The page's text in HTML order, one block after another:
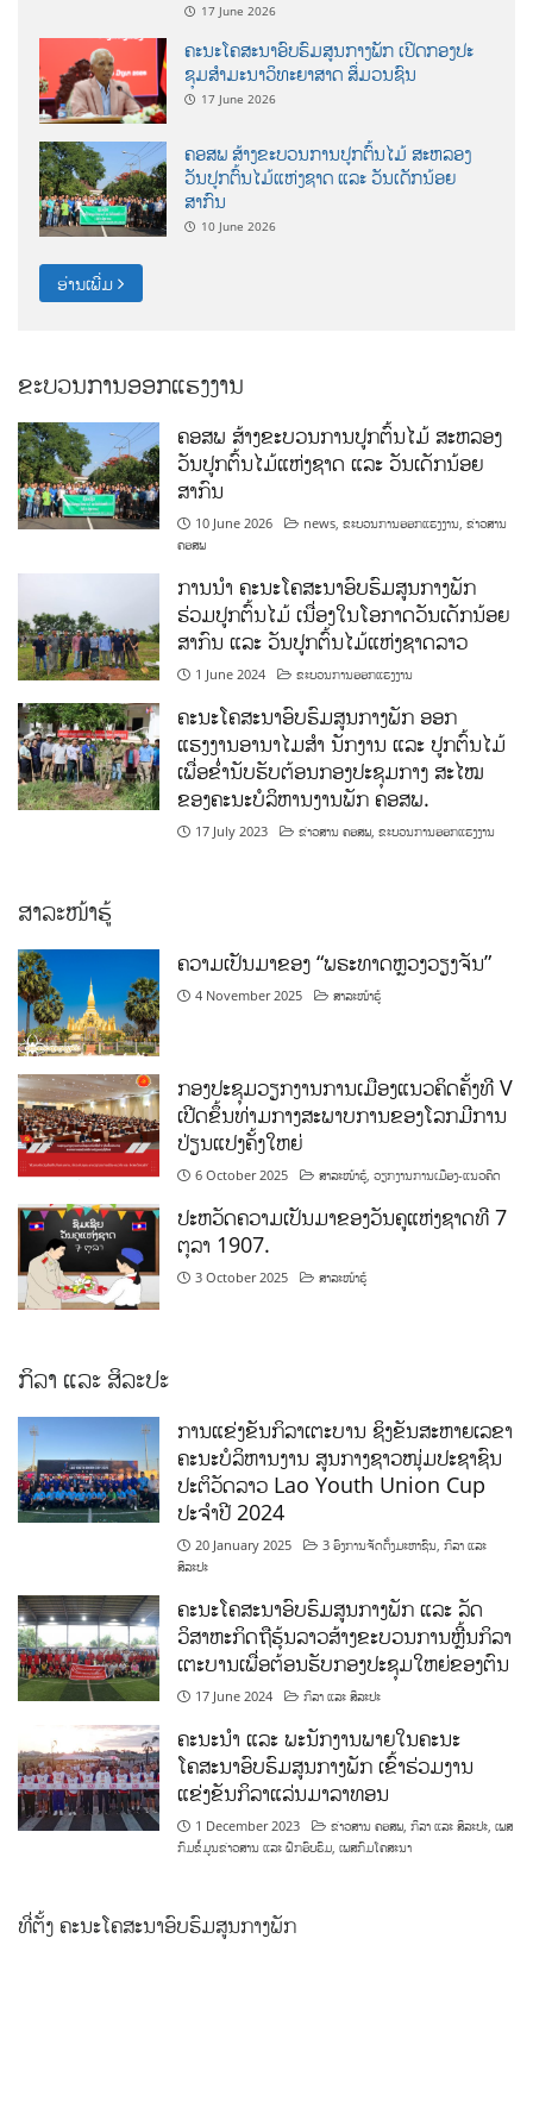
17 June 2026
ຄະນະໂຄສະນາອົບຮົມສູນກາງພັກ ເປີດກອງປະ
ຊຸມສຳມະນາວິທະຍາສາດ ສຶ່ມວນຊົນ
17 June 2026
ຄອສພ ສ້າງຂະບວນການປູກຕົ້ນໄມ້ ສະຫລອງ
ວັນປູກຕົ້ນໄມ້ແຫ່ງຊາດ ແລະ ວັນເດັກນ້ອຍ
ສາກົນ
10 June 2026
ອ່ານເພີ່ມ
ຂະບວນການອອກແຮງງານ
ຄອສພ ສ້າງຂະບວນການປູກຕົ້ນໄມ້ ສະຫລອງ
ວັນປູກຕົ້ນໄມ້ແຫ່ງຊາດ ແລະ ວັນເດັກນ້ອຍ
ສາກົນ
10 June 2026 news,ຂະບວນການອອກແຮງງານ,ຂ່າວສານ
ຄອສພ
ການນໍາ ຄະນະໂຄສະນາອົບຮົມສູນກາງພັກ
ຮ່ວມປູກຕົ້ນໄມ້ ເນື່ອງໃນໂອກາດວັນເດັກນ້ອຍ
ສາກົນ ແລະ ວັນປູກຕົ້ນໄມ້ແຫ່ງຊາດລາວ
1 June 2024 ຂະບວນການອອກແຮງງານ
ຄະນະໂຄສະນາອົບຮົມສູນກາງພັກ ອອກ
ແຮງງານອານາໄມສໍາ ນັກງານ ແລະ ປູກຕົ້ນໄມ້
ເພື່ອຂໍ່ານັບຮັບຕ້ອນກອງປະຊຸມກາງ ສະໄໝ
ຂອງຄະນະບໍລິຫານງານພັກ ຄອສພ.
17 July 2023 ຂ່າວສານ ຄອສພ,ຂະບວນການອອກແຮງງານ
ສາລະໜ້າຮູ້
ຄວາມເປັນມາຂອງ “ພຣະທາດຫຼວງວຽງຈັນ”
4 November 2025 ສາລະໜ້າຮູ້
ກອງປະຊຸມວຽກງານການເມືອງແນວຄິດຄັ້ງທີ V
ເປີດຂຶ້ນທ່າມກາງສະພາບການຂອງໂລກມີການ
ປ່ຽນແປງຄັ້ງໃຫຍ່
6 October 2025 ສາລະໜ້າຮູ້ ,ວຽກງານການເມືອງ-ແນວຄິດ
ປະຫວັດຄວາມເປັນມາຂອງວັນຄູແຫ່ງຊາດທີ 7
ຕຸລາ 1907.
3 October 2025 ສາລະໜ້າຮູ້
ກິລາ ແລະ ສິລະປະ
ການແຂ່ງຂັນກິລາເຕະບານ ຊິງຂັນສະຫາຍເລຂາ
ຄະນະບໍລິຫານງານ ສູນກາງຊາວໜຸ່ມປະຊາຊົນ
ປະຕິວັດລາວ Lao Youth Union Cup
ປະຈຳປີ 2024
20 January 2025 3 ອົງການຈັດຕັ້ງມະຫາຊົນ ,ກິລາ ແລະ
ສິລະປະ
ຄະນະໂຄສະນາອົບຮົມສູນກາງພັກ ແລະ ລັດ
ວິສາຫະກິດຖືຮຸ້ນລາວສ້າງຂະບວນການຫຼີ້ນກິລາ
ເຕະບານເພື່ອຕ້ອນຮັບກອງປະຊຸມໃຫຍ່ຂອງຕົນ
17 June 2024 ກິລາ ແລະ ສິລະປະ
ຄະນະນຳ ແລະ ພະນັກງານພາຍໃນຄະນະ
ໂຄສະນາອົບຮົມສູນກາງພັກ ເຂົ້າຮ່ວມງານ
ແຂ່ງຂັນກິລາແລ່ນມາລາທອນ
1 December 2023 ຂ່າວສານ ຄອສພ ,ກິລາ ແລະ ສິລະປະ ,ເພສ
ກົມຂໍ້ມູນຂ່າວສານ ແລະ ຝຶກອົບຮົມ ,ເພສກົມໂຄສະນາ
ທີ່ຕັ້ງ ຄະນະໂຄສະນາອົບຮົມສູນກາງພັກ